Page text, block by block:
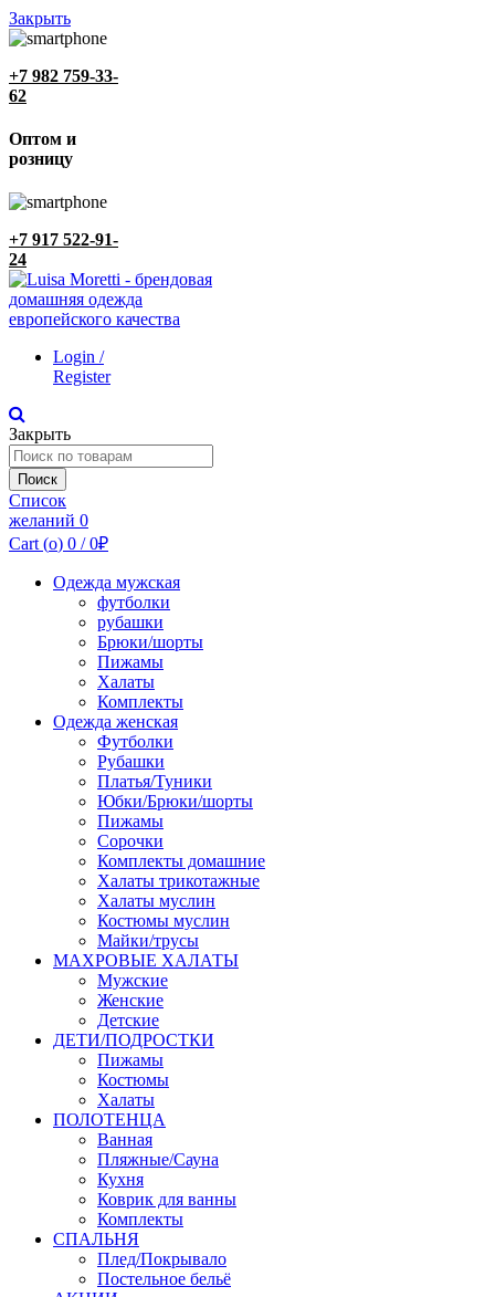
Закрыть
+7 982 759-33-
62
Оптом и
розницу
+7 917 522-91-
24
Login /
Register
Закрыть
Поиск
по:Поиск
Список
желаний 0
Cart (o) 0 / 0₽
Одежда мужская
футболки
рубашки
Брюки/шорты
Пижамы
Халаты
Комплекты
Одежда женская
Футболки
Рубашки
Платья/Туники
Юбки/Брюки/шорты
Пижамы
Сорочки
Комплекты домашние
Халаты трикотажные
Халаты муслин
Костюмы муслин
Майки/трусы
МАХРОВЫЕ ХАЛАТЫ
Мужские
Женские
Детские
ДЕТИ/ПОДРОСТКИ
Пижамы
Костюмы
Халаты
ПОЛОТЕНЦА
Ванная
Пляжные/Сауна
Кухня
Коврик для ванны
Комплекты
СПАЛЬНЯ
Плед/Покрывало
Постельное бельё